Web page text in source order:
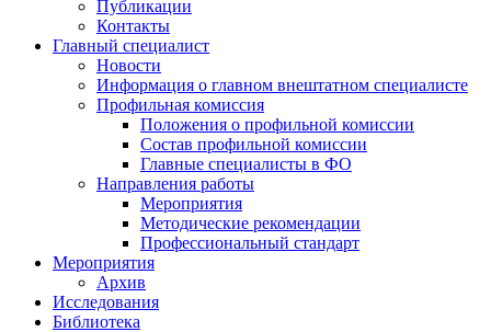
Публикации
Контакты
Главный специалист
Новости
Информация о главном внештатном специалисте
Профильная комиссия
Положения о профильной комиссии
Состав профильной комиссии
Главные специалисты в ФО
Направления работы
Мероприятия
Методические рекомендации
Профессиональный стандарт
Мероприятия
Архив
Исследования
Библиотека